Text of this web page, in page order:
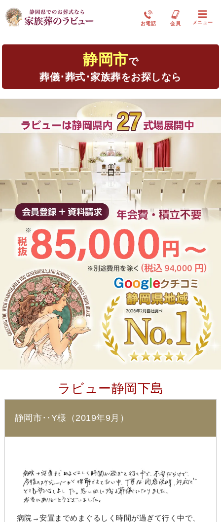
お電話 会員 メニュー
静岡市で
葬儀･葬式･家族葬をお探しなら
ラビュー静岡下島
静岡市‥Y様（2019年9月）
病院→安置までめまぐるしく時間が過ぎて行く中で、